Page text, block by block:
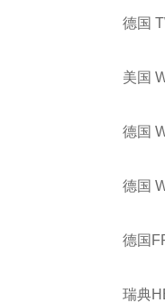
德国
美国
德国
德国
德国
瑞典